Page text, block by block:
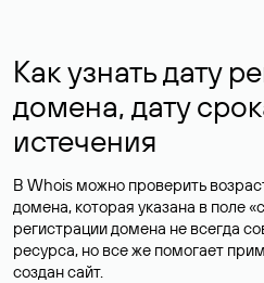
Как узнать дату
домена, дату
истечения
В Whois можно проверить
домена, которая указана в поле
регистрации домена не всегда
ресурса, но все же помогает
создан сайт.